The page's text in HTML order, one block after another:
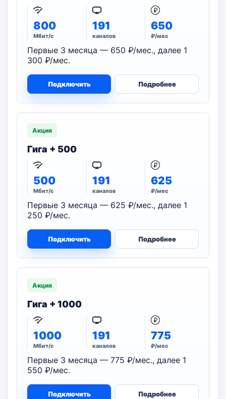
800
Мбит/с
191
каналов
650
₽/мес
Первые 3 месяца — 650 ₽/мес., далее 1
300 ₽/мес.
Подключить Подробнее
Акция
Гига + 500
500
Мбит/с
191
каналов
625
₽/мес
Первые 3 месяца — 625 ₽/мес., далее 1
250 ₽/мес.
Подключить Подробнее
Акция
Гига + 1000
1000
Мбит/с
191
каналов
775
₽/мес
Первые 3 месяца — 775 ₽/мес., далее 1
550 ₽/мес.
Подключить Подробнее